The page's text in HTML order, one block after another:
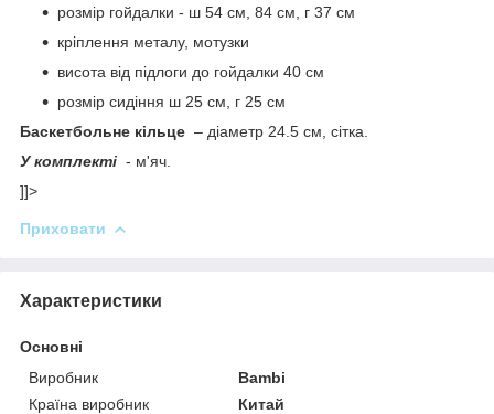
розмір гойдалки - ш 54 см, 84 см, г 37 см
кріплення металу, мотузки
висота від підлоги до гойдалки 40 см
розмір сидіння ш 25 см, г 25 см
Баскетбольне кільце – діаметр 24.5 см, сітка.
У комплекті - м'яч.
]]>
Приховати
Характеристики
Основні
Виробник
Bambi
Країна виробник
Китай